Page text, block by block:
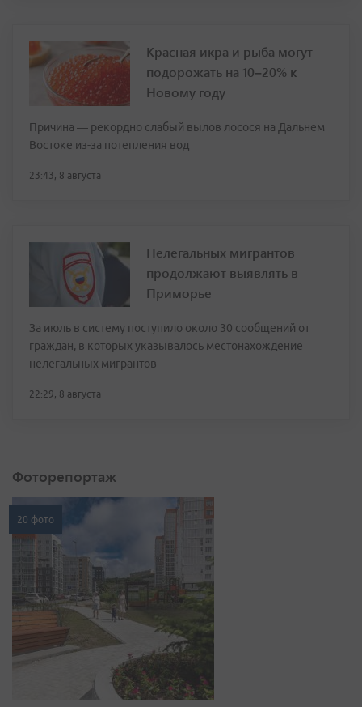
Красная икра и рыба могут
подорожать на 10–20% к
Новому году
Причина — рекордно слабый вылов лосося на Дальнем
Востоке из-за потепления вод
23:43, 8 августа
Нелегальных мигрантов
продолжают выявлять в
Приморье
За июль в систему поступило около 30 сообщений от
граждан, в которых указывалось местонахождение
нелегальных мигрантов
22:29, 8 августа
Фоторепортаж
20 фото